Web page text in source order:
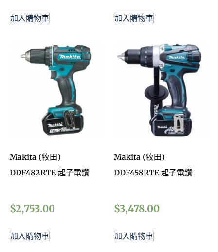
加入購物車 加入購物車
Makita (牧田)
DDF482RTE 起子電鑽
$2,753.00
加入購物車
Makita (牧田)
DDF458RTE 起子電鑽
$3,478.00
加入購物車